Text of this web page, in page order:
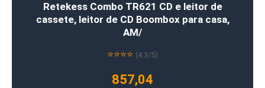
Retekess Combo TR621 CD e leitor de
cassete, leitor de CD Boombox para casa,
AM/
⭐⭐⭐⭐ (4.3/5)
857,04